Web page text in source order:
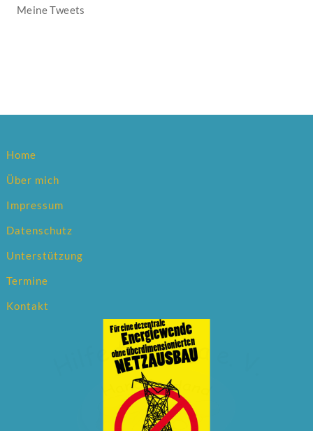
Meine Tweets
Home
Über mich
Impressum
Datenschutz
Unterstützung
Termine
Kontakt